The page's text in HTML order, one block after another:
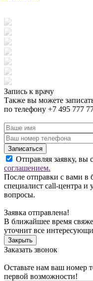
Запись к врачу
Также вы можете
по телефону +7 495 777
Записаться
Отправляя заявку, вы
соглашением.
После отправки с вами в
специалист call-центра и
вопросы.
Заявка отправлена!
В ближайшее время
уточнит все
Закрыть
Заказать звонок
Оставьте нам ваш номер
первой возможности!